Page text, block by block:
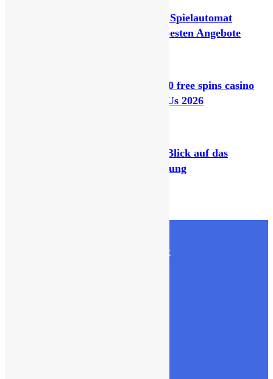
Angeschlossen Spielsaal ace round Spielautomat
Provision bloß Einzahlung Unser besten Angebote
Best Free Revolves Casinos and 100 free spins casino
Big Bet World you will Incentives Us 2026
RockySpin Casino: Ein kritischer Blick auf das
Spielangebot und die Nutzererfahrung
Olive International Trading & Contracting LLC